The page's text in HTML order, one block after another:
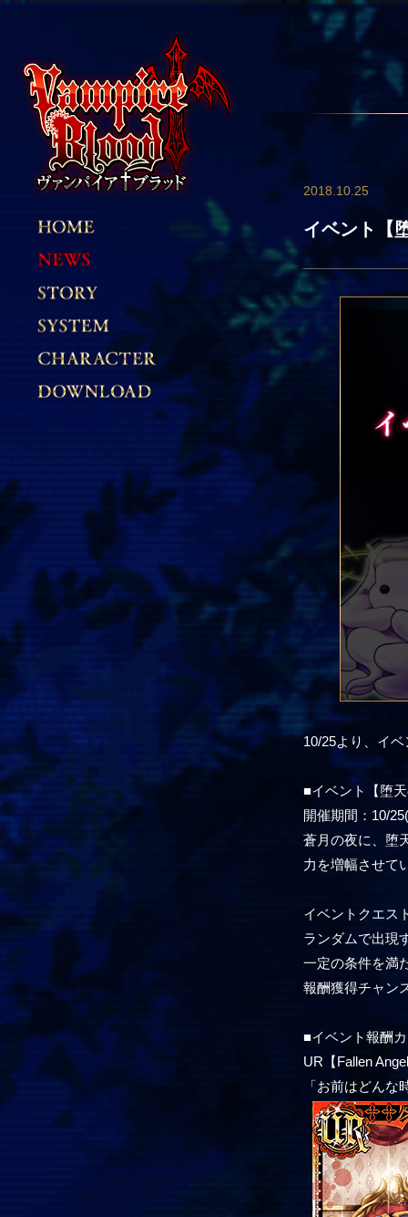
2018.10.25
イベント【
10/25より、イ
■イベント【堕
開催期間：10/
蒼月の夜に、堕
力を増幅させて
イベントクエス
ランダムで出現
一定の条件を満
報酬獲得チャン
■イベント報酬
UR【Fallen
「お前はどん